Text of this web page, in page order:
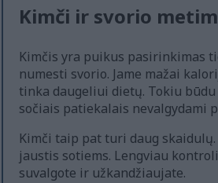
Kimči ir svorio
Kimčis yra puikus pasirinkimas
numesti svorio. Jame mažai
tinka daugeliui dietų. Tokiu
sočiais patiekalais nevalgydami
Kimči taip pat turi daug
jaustis sotiems. Lengviau
suvalgote ir užkandžiaujate.